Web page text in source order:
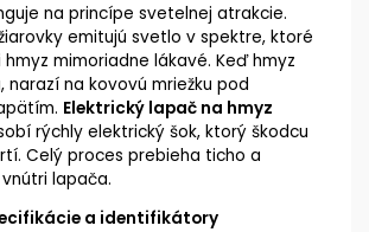
na princípe svetelnej atrakcie.
emitujú svetlo v spektre, ktoré
mimoriadne lákavé. Keď hmyz
narazí na kovovú mriežku pod
Elektrický lapač na hmyz
rýchly elektrický šok, ktorý škodcu
Celý proces prebieha ticho a
lapača.
a identifikátory